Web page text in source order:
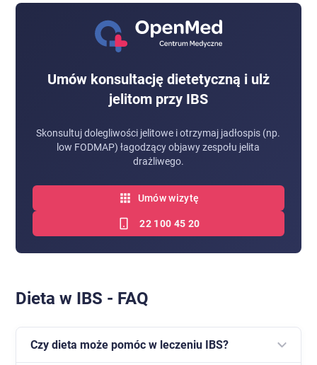
Umów konsultację dietetyczną i ulż
jelitom przy IBS
Skonsultuj dolegliwości jelitowe i otrzymaj jadłospis (np.
low FODMAP) łagodzący objawy zespołu jelita
drażliwego.
Umów wizytę
22 100 45 20
Dieta w IBS - FAQ
Czy dieta może pomóc w leczeniu IBS?